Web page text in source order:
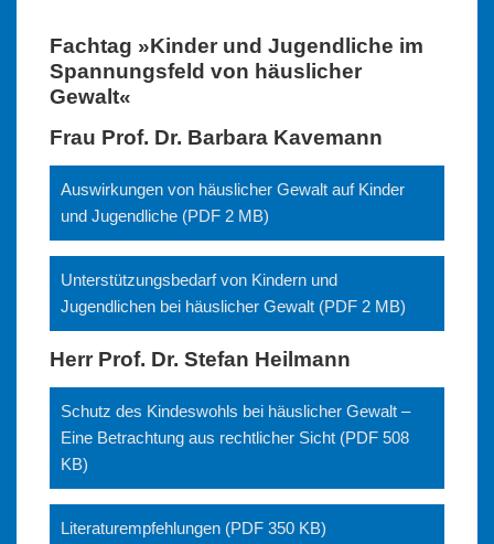
Fachtag »Kinder und Jugendliche im
Spannungsfeld von häuslicher
Gewalt«
Frau Prof. Dr. Barbara Kavemann
Auswirkungen von häuslicher Gewalt auf Kinder
und Jugendliche (PDF 2 MB)
Unterstützungsbedarf von Kindern und
Jugendlichen bei häuslicher Gewalt (PDF 2 MB)
Herr Prof. Dr. Stefan Heilmann
Schutz des Kindeswohls bei häuslicher Gewalt –
Eine Betrachtung aus rechtlicher Sicht (PDF 508
KB)
Literaturempfehlungen (PDF 350 KB)